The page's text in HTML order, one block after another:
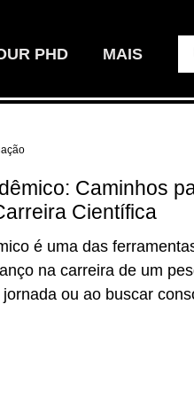
PHD MAIS
Caminhos
Científica
é uma das
na carreira de um
ou ao buscar